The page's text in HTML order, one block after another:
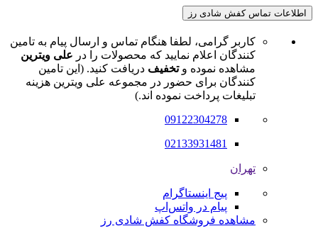
اطلاعات تماس کفش شادی رز
کاربر گرامی، لطفا هنگام تماس و ارسال پیام به تامین
کنندگان اعلام نمایید که محصولات را در علی ویترین
مشاهده نموده وتخفیف دریافت کنید. (این تامین
کنندگان برای حضور در مجموعه علی ویترین هزینه
تبلیغات پرداخت نموده اند.)
09122304278
02133931481
تهران
پیج اینستاگرام
پیام در واتس‌اپ
مشاهده فروشگاه کفش شادی رز